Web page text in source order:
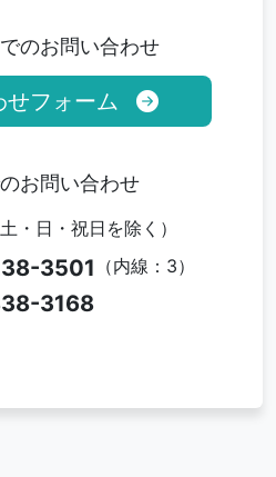
のお問い合わせ
せフォーム
お問い合わせ
・日・祝日を除く）
3501 （内線：3）
3168